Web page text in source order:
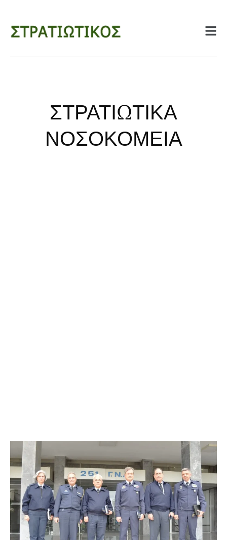
ΣΤΡΑΤΙΩΤΙΚΑ
ΝΟΣΟΚΟΜΕΙΑ